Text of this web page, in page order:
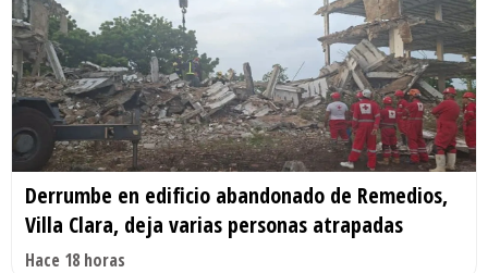
Derrumbe en edificio abandonado de Remedios,
Villa Clara, deja varias personas atrapadas
Hace 18 horas